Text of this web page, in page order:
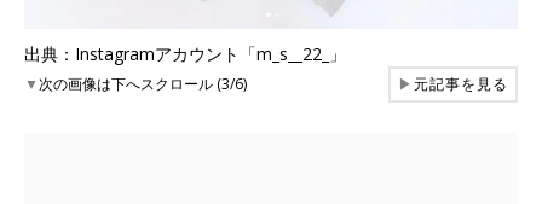
出典：Instagramアカウント「m_s__22_」
▼次の画像は下へスクロール (3/6) ▶元記事を見る